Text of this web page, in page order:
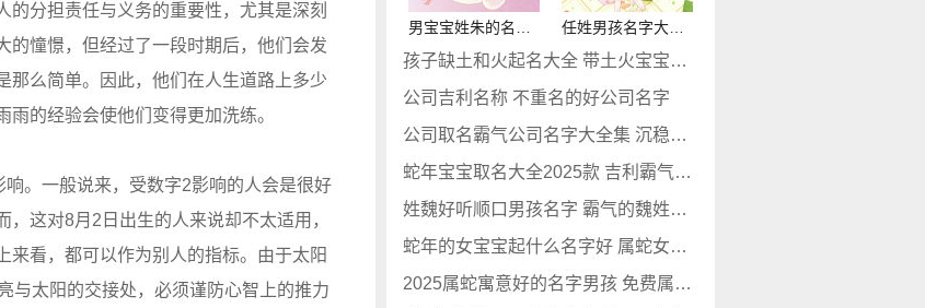
的分担责任与义务的重要性，尤其是深刻
的憧憬，但经过了一段时期后，他们会发
那么简单。因此，他们在人生道路上多少
的经验会使他们变得更加洗练。
。一般说来，受数字2影响的人会是很好
这对8月2日出生的人来说却不太适用，
来看，都可以作为别人的指标。由于太阳
与太阳的交接处，必须谨防心智上的推力
孩子缺土和火起名大全 带土火宝宝吉利名字
公司吉利名称 不重名的好公司名字
公司取名霸气公司名字大全集 沉稳公司名字
蛇年宝宝取名大全2025款 吉利霸气蛇宝宝名字
姓魏好听顺口男孩名字 霸气的魏姓男孩名字
蛇年的女宝宝起什么名字好 属蛇女唯美名字
2025属蛇寓意好的名字男孩 免费属蛇名字